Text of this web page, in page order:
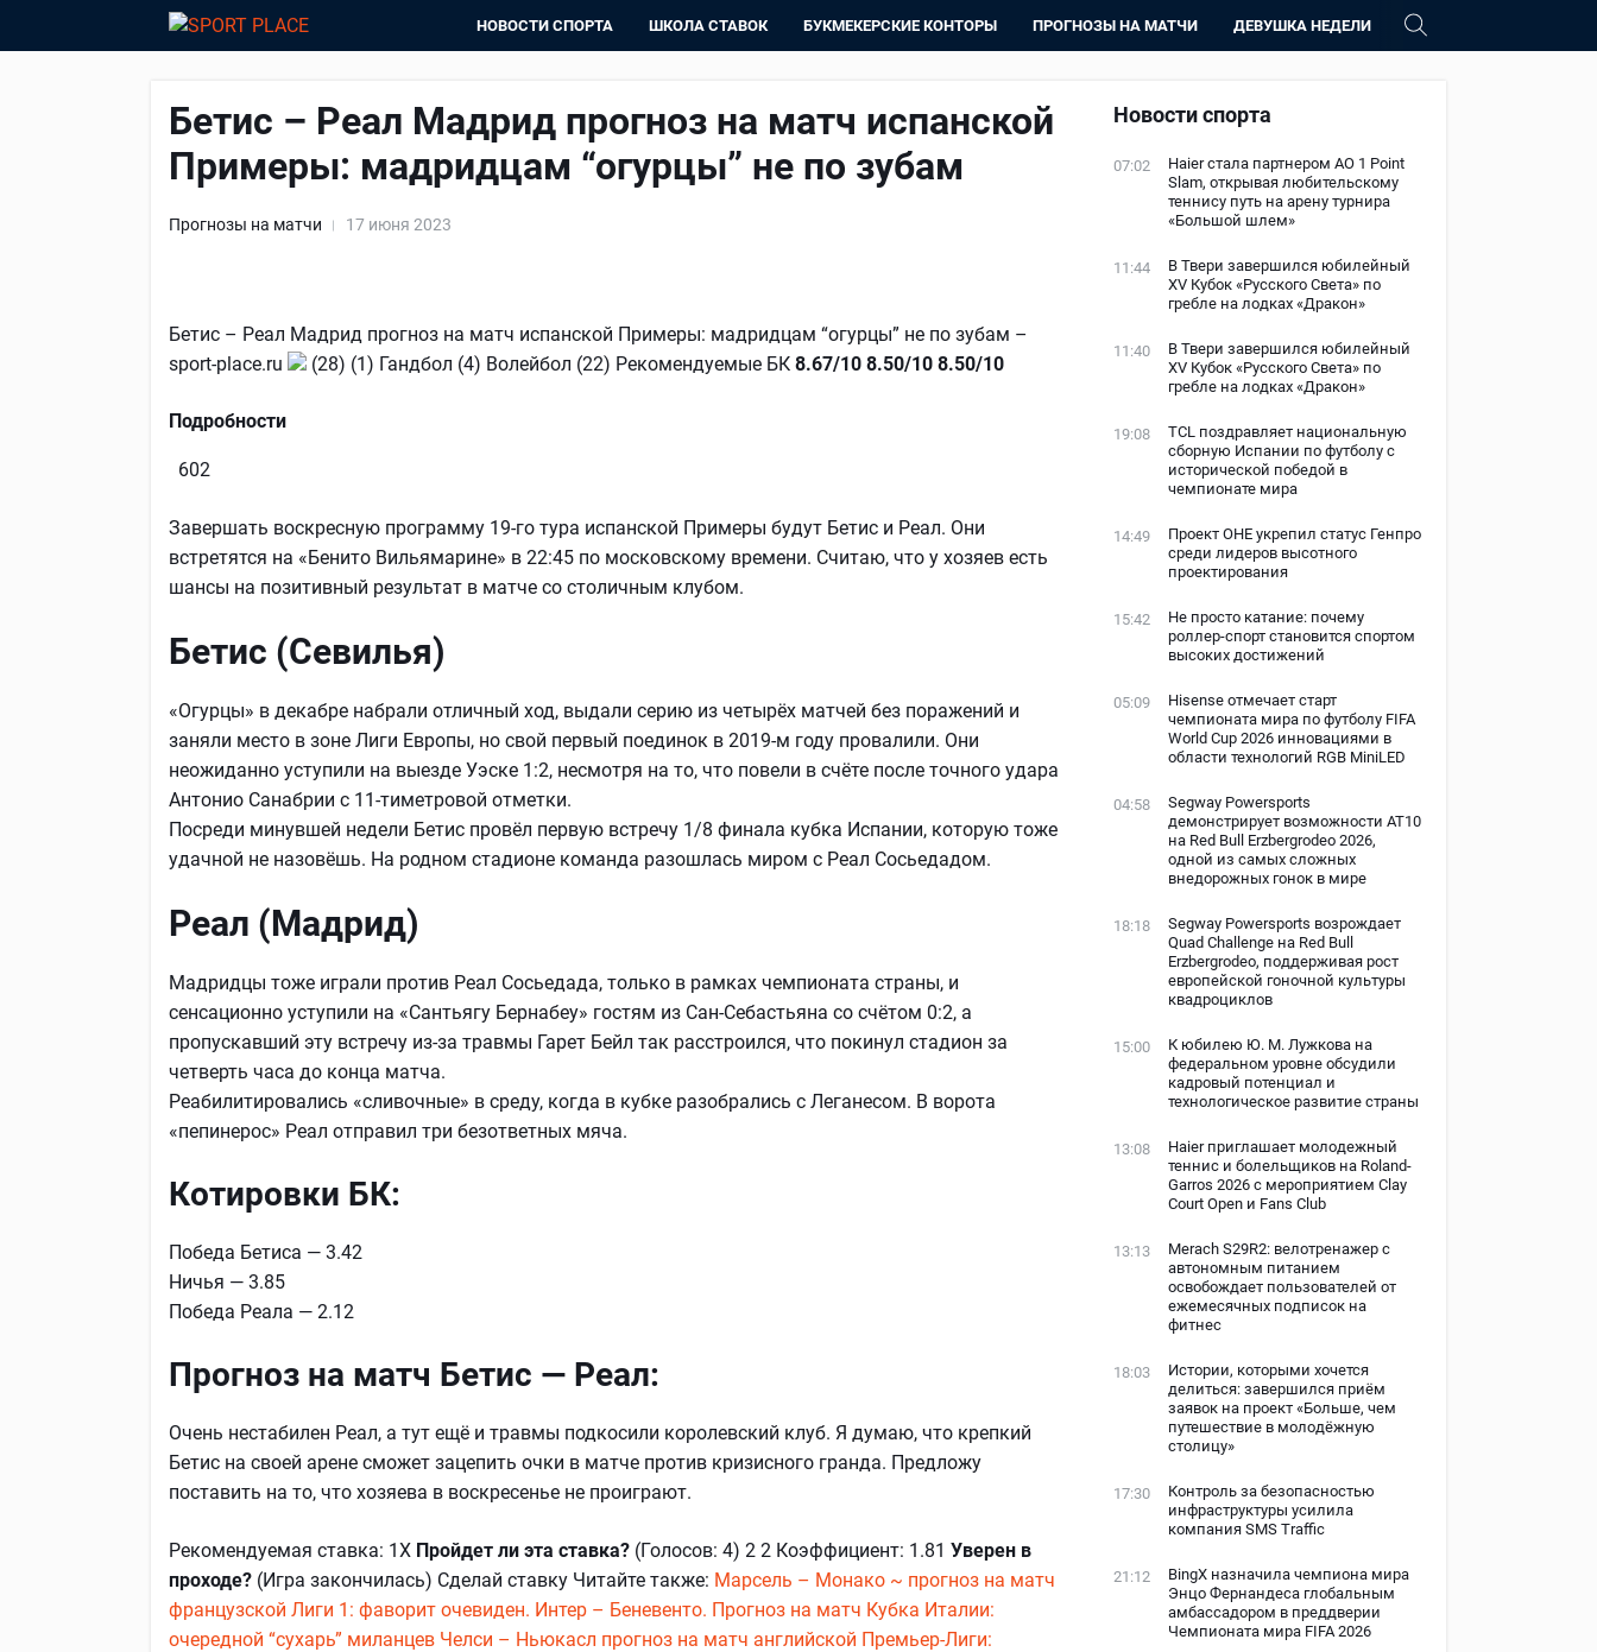
НОВОСТИ СПОРТА ШКОЛА СТАВОК БУКМЕКЕРСКИЕ КОНТОРЫ ПРОГНОЗЫ НА МАТЧИ ДЕВУШКА НЕДЕЛИ
Бетис – Реал Мадрид прогноз на матч испанской
Примеры: мадридцам “огурцы” не по зубам
Прогнозы на матчи 17 июня 2023
Бетис – Реал Мадрид прогноз на матч испанской Примеры: мадридцам “огурцы” не по зубам –
sport-place.ru
(28) (1) Гандбол (4) Волейбол (22) Рекомендуемые БК 8.67/10 8.50/10 8.50/10
Подробности
602
Завершать воскресную программу 19-го тура испанской Примеры будут Бетис и Реал. Они
встретятся на «Бенито Вильямарине» в 22:45 по московскому времени. Считаю, что у хозяев есть
шансы на позитивный результат в матче со столичным клубом.
Бетис (Севилья)
«Огурцы» в декабре набрали отличный ход, выдали серию из четырёх матчей без поражений и
заняли место в зоне Лиги Европы, но свой первый поединок в 2019-м году провалили. Они
неожиданно уступили на выезде Уэске 1:2, несмотря на то, что повели в счёте после точного удара
Антонио Санабрии с 11-тиметровой отметки.
Посреди минувшей недели Бетис провёл первую встречу 1/8 финала кубка Испании, которую тоже
удачной не назовёшь. На родном стадионе команда разошлась миром с Реал Сосьедадом.
Реал (Мадрид)
Мадридцы тоже играли против Реал Сосьедада, только в рамках чемпионата страны, и
сенсационно уступили на «Сантьягу Бернабеу» гостям из Сан-Себастьяна со счётом 0:2, а
пропускавший эту встречу из-за травмы Гарет Бейл так расстроился, что покинул стадион за
четверть часа до конца матча.
Реабилитировались «сливочные» в среду, когда в кубке разобрались с Леганесом. В ворота
«пепинерос» Реал отправил три безответных мяча.
Котировки БК:
Победа Бетиса — 3.42
Ничья — 3.85
Победа Реала — 2.12
Прогноз на матч Бетис — Реал:
Очень нестабилен Реал, а тут ещё и травмы подкосили королевский клуб. Я думаю, что крепкий
Бетис на своей арене сможет зацепить очки в матче против кризисного гранда. Предложу
поставить на то, что хозяева в воскресенье не проиграют.
Рекомендуемая ставка: 1Х Пройдет ли эта ставка? (Голосов: 4) 2 2 Коэффициент: 1.81 Уверен в
проходе? (Игра закончилась) Сделай ставку Читайте также: Марсель – Монако ~ прогноз на матч
французской Лиги 1: фаворит очевиден. Интер – Беневенто. Прогноз на матч Кубка Италии:
очередной “сухарь” миланцев Челси – Ньюкасл прогноз на матч английской Премьер-Лиги:
Новости спорта
07:02
Haier стала партнером AO 1 Point
Slam, открывая любительскому
теннису путь на арену турнира
«Большой шлем»
11:44
В Твери завершился юбилейный
XV Кубок «Русского Света» по
гребле на лодках «Дракон»
11:40
В Твери завершился юбилейный
XV Кубок «Русского Света» по
гребле на лодках «Дракон»
19:08
TCL поздравляет национальную
сборную Испании по футболу с
исторической победой в
чемпионате мира
14:49
Проект ОНЕ укрепил статус Генпро
среди лидеров высотного
проектирования
15:42
Не просто катание: почему
роллер-спорт становится спортом
высоких достижений
05:09
Hisense отмечает старт
чемпионата мира по футболу FIFA
World Cup 2026 инновациями в
области технологий RGB MiniLED
04:58
Segway Powersports
демонстрирует возможности AT10
на Red Bull Erzbergrodeo 2026,
одной из самых сложных
внедорожных гонок в мире
18:18
Segway Powersports возрождает
Quad Challenge на Red Bull
Erzbergrodeo, поддерживая рост
европейской гоночной культуры
квадроциклов
15:00
К юбилею Ю. М. Лужкова на
федеральном уровне обсудили
кадровый потенциал и
технологическое развитие страны
13:08
Haier приглашает молодежный
теннис и болельщиков на Roland-
Garros 2026 с мероприятием Clay
Court Open и Fans Club
13:13
Merach S29R2: велотренажер с
автономным питанием
освобождает пользователей от
ежемесячных подписок на
фитнес
18:03
Истории, которыми хочется
делиться: завершился приём
заявок на проект «Больше, чем
путешествие в молодёжную
столицу»
17:30
Контроль за безопасностью
инфраструктуры усилила
компания SMS Traffic
21:12
BingX назначила чемпиона мира
Энцо Фернандеса глобальным
амбассадором в преддверии
Чемпионата мира FIFA 2026